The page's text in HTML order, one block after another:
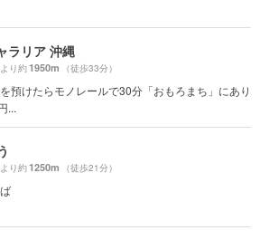
ラリア 沖縄
り約1950m （徒歩33分）
預けたらモノレールで30分「おもろまち」にあり
...
り約1250m （徒歩21分）